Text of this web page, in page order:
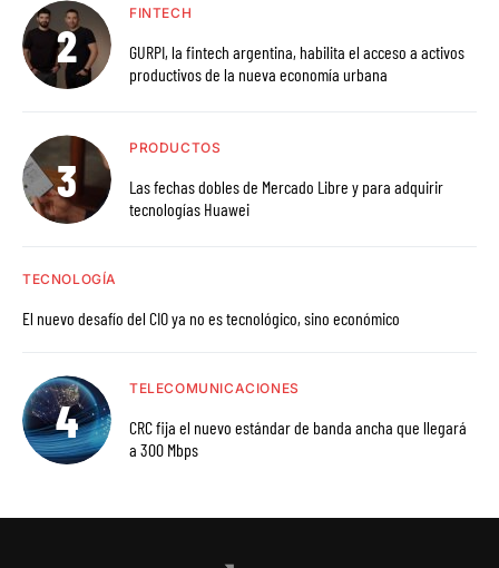
FINTECH
GURPI, la fintech argentina, habilita el acceso a activos
productivos de la nueva economía urbana
PRODUCTOS
Las fechas dobles de Mercado Libre y para adquirir
tecnologías Huawei
TECNOLOGÍA
El nuevo desafío del CIO ya no es tecnológico, sino económico
TELECOMUNICACIONES
CRC fija el nuevo estándar de banda ancha que llegará
a 300 Mbps